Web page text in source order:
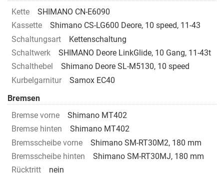
Kette
SHIMANO CN-E6090
Kassette
Shimano CS-LG600 Deore, 10 speed, 11-43
Schaltungsart
Kettenschaltung
Schaltwerk
SHIMANO Deore LinkGlide, 10 Gang, 11-43t
Schalthebel
Shimano Deore SL-M5130, 10 speed
Kurbelgarnitur
Samox EC40
Bremsen
Bremse vorne
Shimano MT402
Bremse hinten
Shimano MT402
Bremsscheibe vorne
Shimano SM-RT30M2, 180 mm
Bremsscheibe hinten
Shimano SM-RT30MJ, 180 mm
Rücktritt
nein